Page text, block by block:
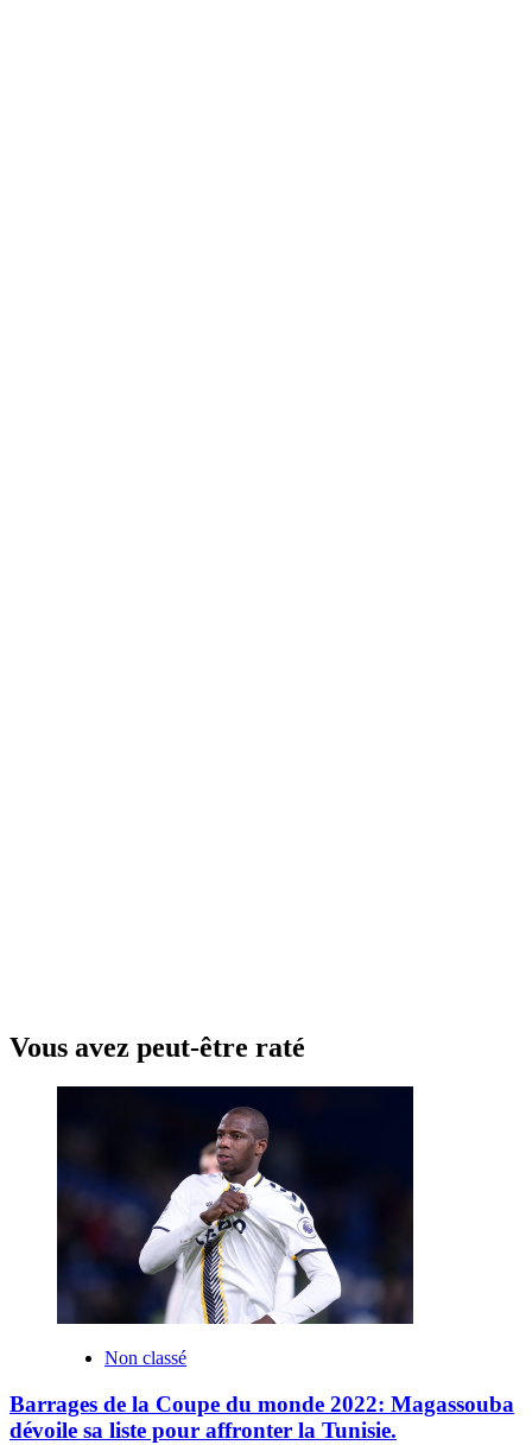
Vous avez peut-être raté
Non classé
Barrages de la Coupe du monde 2022: Magassouba
dévoile sa liste pour affronter la Tunisie.